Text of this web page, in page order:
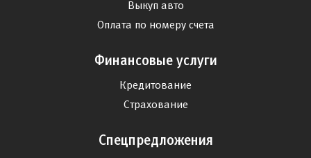
Выкуп авто
Оплата по номеру счета
Финансовые услуги
Кредитование
Страхование
Спецпредложения